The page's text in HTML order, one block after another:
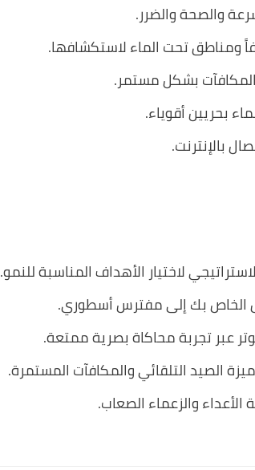
والصحة والضرر.
ومناطق تحت الماء لاستكشافها.
المكافآت بشكل مستمر.
بحريين أقوياء.
بالإنترنت.
لاختيار الأهداف المناسبة للنمو.
الخاص بك إلى مفترس أسطوري.
عبر تجربة محاكاة بصرية ممتعة.
الصيد التلقائي والمكافآت المستمرة.
والزعماء الصعاب.